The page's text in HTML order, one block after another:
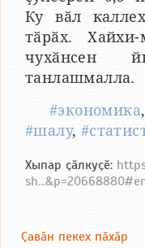
Ку вӑл
тӑрӑх.
чухӑнсен
танлашмалла.
#экономика
#шалу,
Хыпар ҫӑлкуҫӗ:
Ҫавӑн пекех пӑхӑр